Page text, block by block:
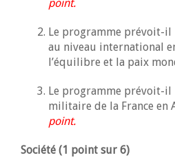
point.
Le programme prévoit-il
au niveau international
l’équilibre et la paix
Le programme prévoit-il
militaire de la France en
point.
Société (1 point sur 6)